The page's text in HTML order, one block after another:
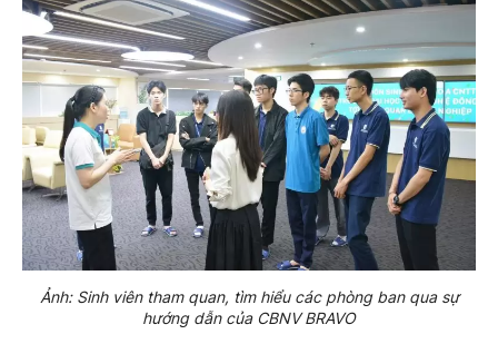
Ảnh: Sinh viên tham quan, tìm hiểu các phòng ban qua sự
hướng dẫn của CBNV BRAVO